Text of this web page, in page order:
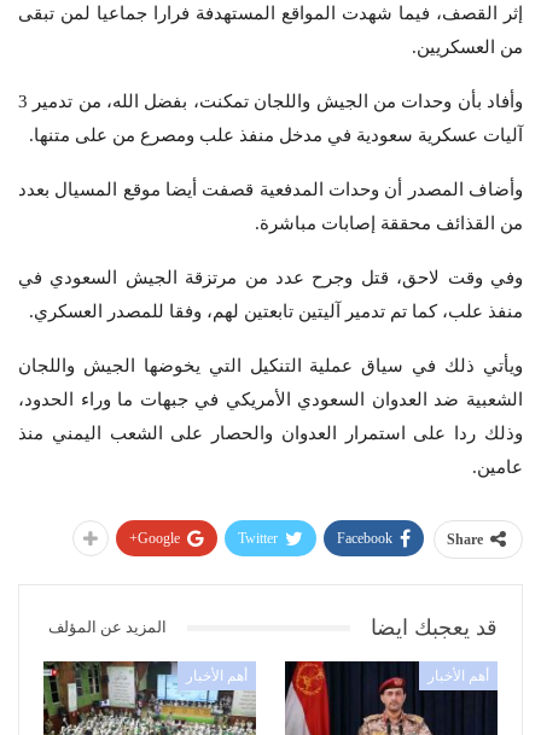
إثر القصف، فيما شهدت المواقع المستهدفة فرارا جماعيا لمن تبقى
من العسكريين.
وأفاد بأن وحدات من الجيش واللجان تمكنت، بفضل الله، من تدمير 3
آليات عسكرية سعودية في مدخل منفذ علب ومصرع من على متنها.
وأضاف المصدر أن وحدات المدفعية قصفت أيضا موقع المسيال بعدد
من القذائف محققة إصابات مباشرة.
وفي وقت لاحق، قتل وجرح عدد من مرتزقة الجيش السعودي في
منفذ علب، كما تم تدمير آليتين تابعتين لهم، وفقا للمصدر العسكري.
ويأتي ذلك في سياق عملية التنكيل التي يخوضها الجيش واللجان
الشعبية ضد العدوان السعودي الأمريكي في جبهات ما وراء الحدود،
وذلك ردا على استمرار العدوان والحصار على الشعب اليمني منذ
عامين.
Share
Facebook
Twitter
Google+
قد يعجبك ايضا المزيد عن المؤلف
أهم الأخبار أهم الأخبار